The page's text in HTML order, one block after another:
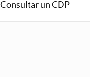
Consultar un CDP